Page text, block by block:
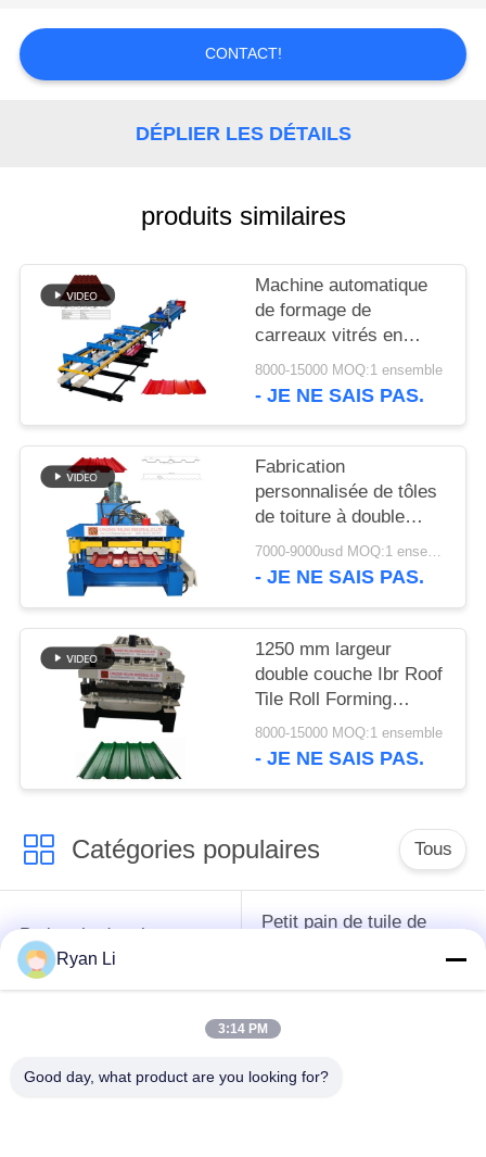
PLAN
DU
CONFIDENTIALITÉ
CONTACT!
DÉPLIER LES DÉTAILS
produits similaires
Machine automatique
de formage de
carreaux vitrés en
acier métallique pour
matériaux de
8000-15000 MOQ:1 ensemble
- JE NE SAIS PAS.
Fabrication
personnalisée de tôles
de toiture à double
couche trapézoïdale
686 IBR et ondulée 762
7000-9000usd MOQ:1 ensemble
- JE NE SAIS PAS.
1250 mm largeur
double couche Ibr Roof
Tile Roll Forming
Machine Pour le
secteur de la
8000-15000 MOQ:1 ensemble
- JE NE SAIS PAS.
Catégories populaires Tous
Petit pain de toit
formant la machine
Petit pain de tuile de
de descente
Machine de formage
à volets
Ryan Li
3:14 PM
Good day, what product are you looking for?